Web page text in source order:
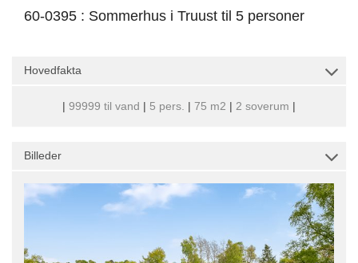
60-0395 : Sommerhus i Truust til 5 personer
Hovedfakta
| 99999 til vand | 5 pers. | 75 m2 | 2 soverum |
Billeder